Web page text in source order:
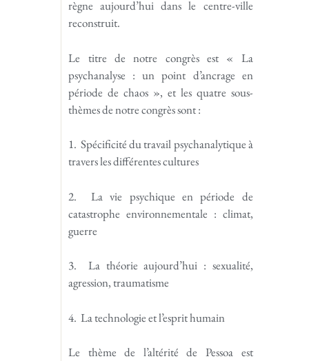
règne aujourd’hui dans le centre-ville
reconstruit.
Le titre de notre congrès est « La
psychanalyse : un point d’ancrage en
période de chaos », et les quatre sous-
thèmes de notre congrès sont :
1. Spécificité du travail psychanalytique à
travers les différentes cultures
2. La vie psychique en période de
catastrophe environnementale : climat,
guerre
3. La théorie aujourd’hui : sexualité,
agression, traumatisme
4. La technologie et l’esprit humain
Le thème de l’altérité de Pessoa est